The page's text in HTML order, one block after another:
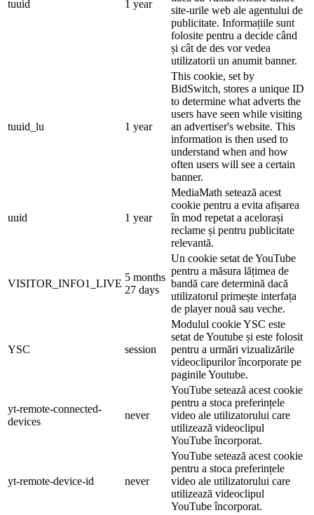
tuuid 1 year
site-urile web ale agentului de
publicitate. Informațiile sunt
folosite pentru a decide când
și cât de des vor vedea
utilizatorii un anumit banner.
tuuid_lu 1 year
This cookie, set by
BidSwitch, stores a unique ID
to determine what adverts the
users have seen while visiting
an advertiser's website. This
information is then used to
understand when and how
often users will see a certain
banner.
uuid 1 year
MediaMath setează acest
cookie pentru a evita afișarea
în mod repetat a acelorași
reclame și pentru publicitate
relevantă.
VISITOR_INFO1_LIVE
5 months
27 days
Un cookie setat de YouTube
pentru a măsura lățimea de
bandă care determină dacă
utilizatorul primește interfața
de player nouă sau veche.
YSC session
Modulul cookie YSC este
setat de Youtube și este folosit
pentru a urmări vizualizările
videoclipurilor încorporate pe
paginile Youtube.
yt-remote-connected-
devices
never
YouTube setează acest cookie
pentru a stoca preferințele
video ale utilizatorului care
utilizează videoclipul
YouTube încorporat.
yt-remote-device-id never
YouTube setează acest cookie
pentru a stoca preferințele
video ale utilizatorului care
utilizează videoclipul
YouTube încorporat.